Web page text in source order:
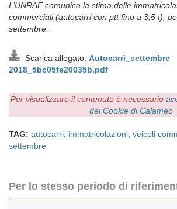
L’UNRAE comunica la stima delle
commerciali (autocarri con ptt fino a 3,5 t),
settembre.
Scarica allegato: Autocarri_settembre
2018_5bc05fe20035b.pdf
Per visualizzare il contenuto è necessario
dei Cookie di Calameo
TAG: autocarri immatricolazioni veicoli
settembre
Per lo stesso periodo di